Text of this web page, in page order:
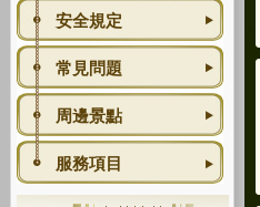
安全規定
常見問題
周邊景點
服務項目